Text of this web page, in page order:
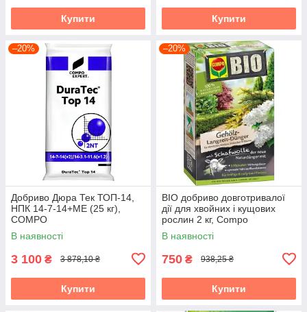
Купити Купити
–20%
Добриво Дюра Тек ТОП-14,
НПК 14-7-14+МЕ (25 кг),
COMPO
В наявності
3 100 ₴ 3 878,10 ₴
Купити
–20%
BIO добриво довготривалої
дії для хвойних і кущових
рослин 2 кг, Compo
В наявності
750 ₴ 938,25 ₴
Купити